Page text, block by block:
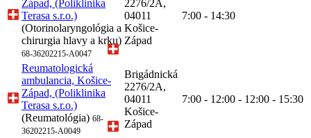
Západ, (Poliklinika
Terasa s.r.o.)
(Otorinolaryngológia a
chirurgia hlavy a krku)
68-36202215-A0047
2276/2A,
04011
Košice-
Západ
7:00 - 14:30
Reumatologická
ambulancia, Košice-
Západ, (Poliklinika
Terasa s.r.o.)
(Reumatológia) 68-
36202215-A0049
Brigádnická
2276/2A,
04011
Košice-
Západ
7:00 - 12:00 - 12:00 - 15:30